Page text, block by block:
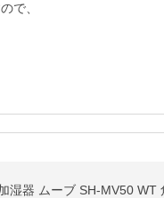
で、
湿器 ムーブ SH-MV50